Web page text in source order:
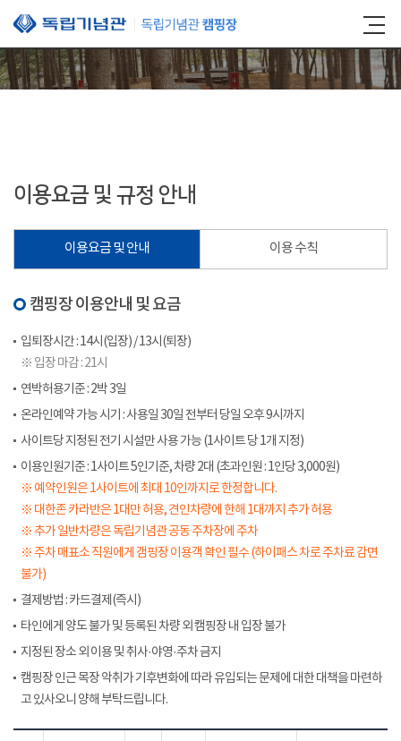
본문 바로가기
이용요금 및 규정 안내
이용요금 및 안내 이용 수칙
캠핑장 이용안내 및 요금
입퇴장시간 : 14시(입장) / 13시(퇴장)
※ 입장 마감 : 21시
연박허용기준 : 2박 3일
온라인예약 가능 시기 : 사용일 30일 전부터 당일 오후 9시까지
사이트당 지정된 전기 시설만 사용 가능 (1사이트 당 1개 지정)
이용인원기준 : 1사이트 5인기준, 차량 2대 (초과인원 : 1인당 3,000원)
※ 예약인원은 1사이트에 최대 10인까지로 한정합니다.
※ 대한존 카라반은 1대만 허용, 견인차량에 한해 1대까지 추가 허용
※ 추가 일반차량은 독립기념관 공동 주차장에 주차
※ 주차 매표소 직원에게 갬핑장 이용객 확인 필수 (하이패스 차로 주차료 감면
불가)
결제방법 : 카드결제(즉시)
타인에게 양도 불가 및 등록된 차량 외 캠핑장 내 입장 불가
지정된 장소 외 이용 및 취사·야영·주차 금지
캠핑장 인근 목장 악취가 기후변화에 따라 유입되는 문제에 대한 대책을 마련하
고 있사오니 양해 부탁드립니다.